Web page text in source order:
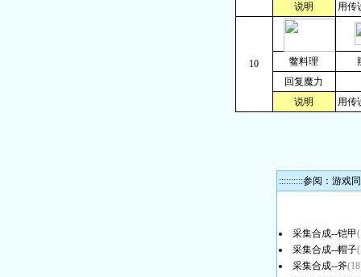
说明
用传
10 鳖料理
回复魔力
说明
用传
::::::::::参阅：游戏
采集合成--铠甲
采集合成--帽子
采集合成--斧